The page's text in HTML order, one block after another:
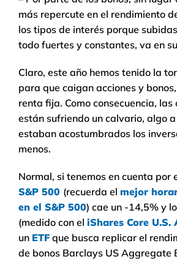
más repercute en el rendimiento
los tipos de interés porque
todo fuertes y constantes, va en
Claro, este año hemos tenido la
para que caigan acciones y
renta fija. Como consecuencia,
están sufriendo un calvario, algo
estaban acostumbrados los
menos.
Normal, si tenemos en cuenta por
S&P 500 (recuerda el mejor
en el S&P 500) cae un -14,5% y
(medido con el iShares Core
un ETF que busca replicar el
de bonos Barclays US Aggregate